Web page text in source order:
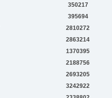
350217
395694
2810272
2863214
1370395
2188756
2693205
3242922